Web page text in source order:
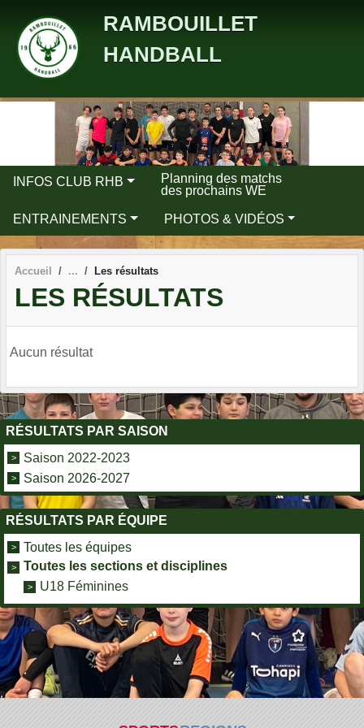
RAMBOUILLET
HANDBALL
INFOS CLUB RHB
Planning des matchs
des prochains WE
ENTRAINEMENTS PHOTOS & VIDÉOS
Accueil Les résultats
LES RÉSULTATS
Aucun résultat
RÉSULTATS PAR SAISON
Saison 2022-2023
Saison 2026-2027
RÉSULTATS PAR ÉQUIPE
Toutes les équipes
Toutes les sections et disciplines
U18 Féminines